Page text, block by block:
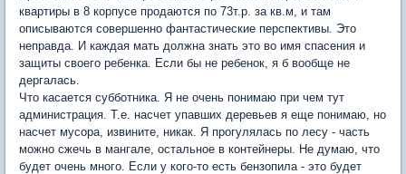
квартиры в 8 корпусе продаются по 73т.р. за кв.м, и там
описываются совершенно фантастические перспективы. Это
неправда. И каждая мать должна знать это во имя спасения и
защиты своего ребенка. Если бы не ребенок, я б вообще не
дергалась.
Что касается субботника. Я не очень понимаю при чем тут
администрация. Т.е. насчет упавших деревьев я еще понимаю, но
насчет мусора, извините, никак. Я прогулялась по лесу - часть
можно сжечь в мангале, остальное в контейнеры. Не думаю, что
будет очень много. Если у кого-то есть бензопила - это будет